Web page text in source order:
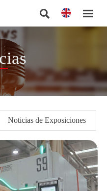
 
Noticias de Exposiciones